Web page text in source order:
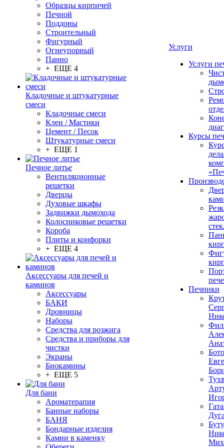
Образцы кирпичей
Печной
Поддоны
Строительный
Фигурный
Огнеупорный
Панно
+ ЕЩЕ 4
Кладочные и штукатурные
смеси
Кладочные смеси
Клеи / Мастики
Цемент / Песок
Штукатурные смеси
+ ЕЩЕ 1
Печное литье
Вентиляционные
решетки
Дверцы
Духовые шкафы
Задвижки дымохода
Колосниковые решетки
Короба
Плиты и конфорки
+ ЕЩЕ 4
Аксессуары для печей и
каминов
Аксессуары
БАКИ
Дровницы
Наборы
Средства для розжига
Средства и приборы для
чистки
Экраны
Биокамины
+ ЕЩЕ 5
Для бани
Ароматерапия
Банные наборы
БАНЯ
Бондарные изделия
Камни в каменку
Услуги
Услуги
Курсы
Печники